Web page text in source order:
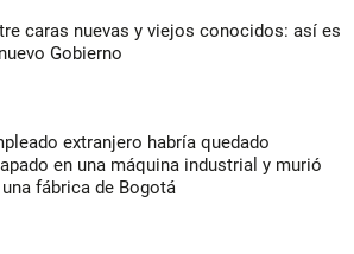
caras nuevas y viejos conocidos: así es
Gobierno
extranjero habría quedado
en una máquina industrial y murió
fábrica de Bogotá